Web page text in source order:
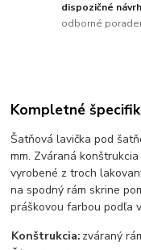
dispozičné
odborné
Kompletné
Šatňová lavička pod
mm. Zváraná
vyrobené z troch
na spodný rám skrine
práškovou farbou podľa
Konštrukcia: zváraný